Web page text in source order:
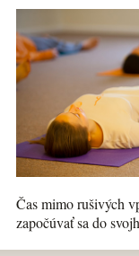
Čas mimo rušivých
započúvať sa do